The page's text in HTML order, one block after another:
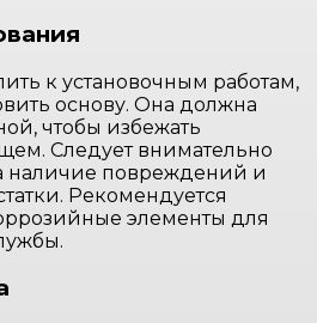
к установочным работам,
основу. Она должна
чтобы избежать
Следует внимательно
наличие повреждений и
Рекомендуется
элементы для